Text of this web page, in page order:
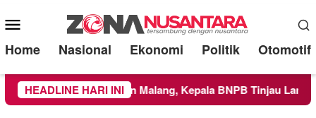
Mobile
Menu
Home Nasional Ekonomi Politik Otomotif
HEADLINE HARI INI
Kabupaten Malang, Kepala BNPB Tinjau Langsung Lokasi